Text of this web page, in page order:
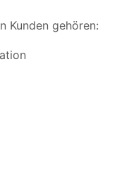
Kunden gehören: